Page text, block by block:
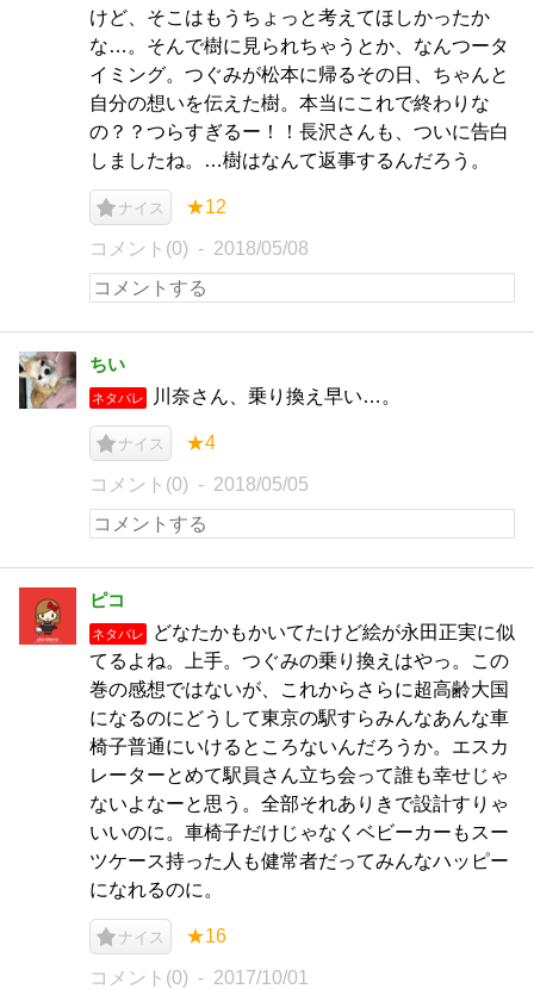
けど、そこはもうちょっと考えてほしかったか
な…。そんで樹に見られちゃうとか、なんつータ
イミング。つぐみが松本に帰るその日、ちゃんと
自分の想いを伝えた樹。本当にこれで終わりな
の？？つらすぎるー！！長沢さんも、ついに告白
しましたね。…樹はなんて返事するんだろう。
ナイス ★12
コメント(0) 2018/05/08
ちい
ネタバレ 川奈さん、乗り換え早い…。
ナイス ★4
コメント(0) 2018/05/05
ピコ
ネタバレ
どなたかもかいてたけど絵が永田正実に似
てるよね。上手。つぐみの乗り換えはやっ。この
巻の感想ではないが、これからさらに超高齢大国
になるのにどうして東京の駅すらみんなあんな車
椅子普通にいけるところないんだろうか。エスカ
レーターとめて駅員さん立ち会って誰も幸せじゃ
ないよなーと思う。全部それありきで設計すりゃ
いいのに。車椅子だけじゃなくベビーカーもスー
ツケース持った人も健常者だってみんなハッピー
になれるのに。
ナイス ★16
コメント(0) 2017/10/01